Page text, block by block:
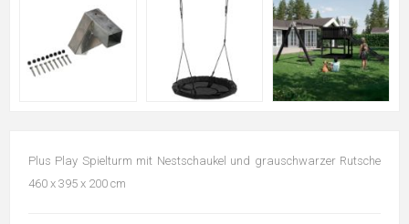
Plus Play Spielturm mit Nestschaukel und grauschwarzer Rutsche
460 x 395 x 200 cm